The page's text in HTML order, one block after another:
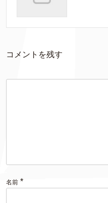
コメントを残す
名前 *